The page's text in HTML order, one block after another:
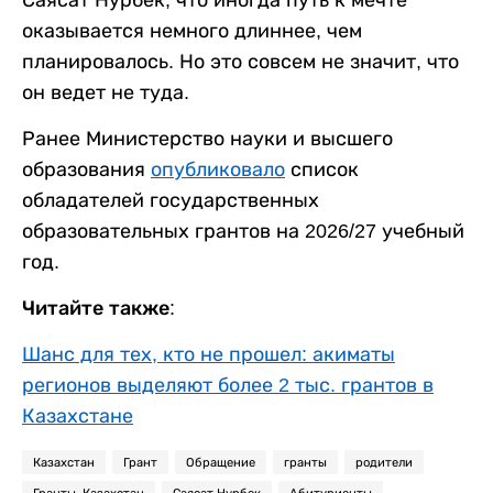
оказывается немного длиннее, чем
планировалось. Но это совсем не значит, что
он ведет не туда.
Ранее Министерство науки и высшего
образования опубликовало список
обладателей государственных
образовательных грантов на 2026/27 учебный
год.
Читайте также:
Шанс для тех, кто не прошел: акиматы
регионов выделяют более 2 тыс. грантов в
Казахстане
Казахстан Грант Обращение гранты родители